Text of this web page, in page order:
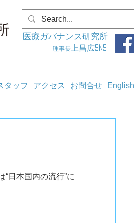
医療ガバナンス研究所
理事長 上昌広SNS
タッフ アクセス お問合せ English
“日本国内の流行”に